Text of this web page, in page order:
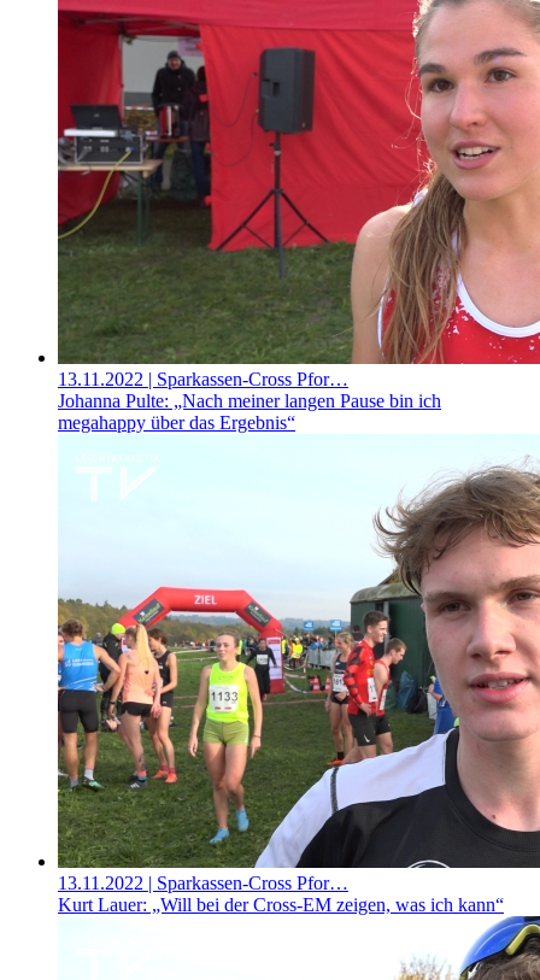
13.11.2022 | Sparkassen-Cross Pfor…
Johanna Pulte: „Nach meiner langen Pause bin ich
megahappy über das Ergebnis“
13.11.2022 | Sparkassen-Cross Pfor…
Kurt Lauer: „Will bei der Cross-EM zeigen, was ich kann“